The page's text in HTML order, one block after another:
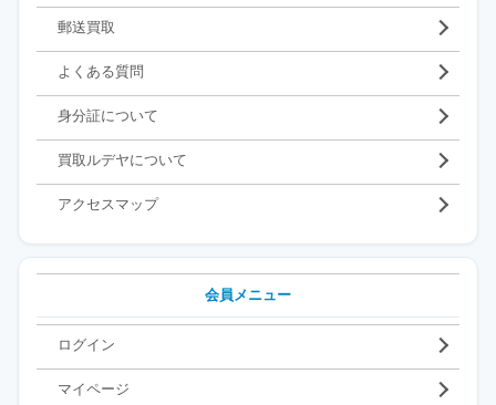
郵送買取
よくある質問
身分証について
買取ルデヤについて
アクセスマップ
会員メニュー
ログイン
マイページ